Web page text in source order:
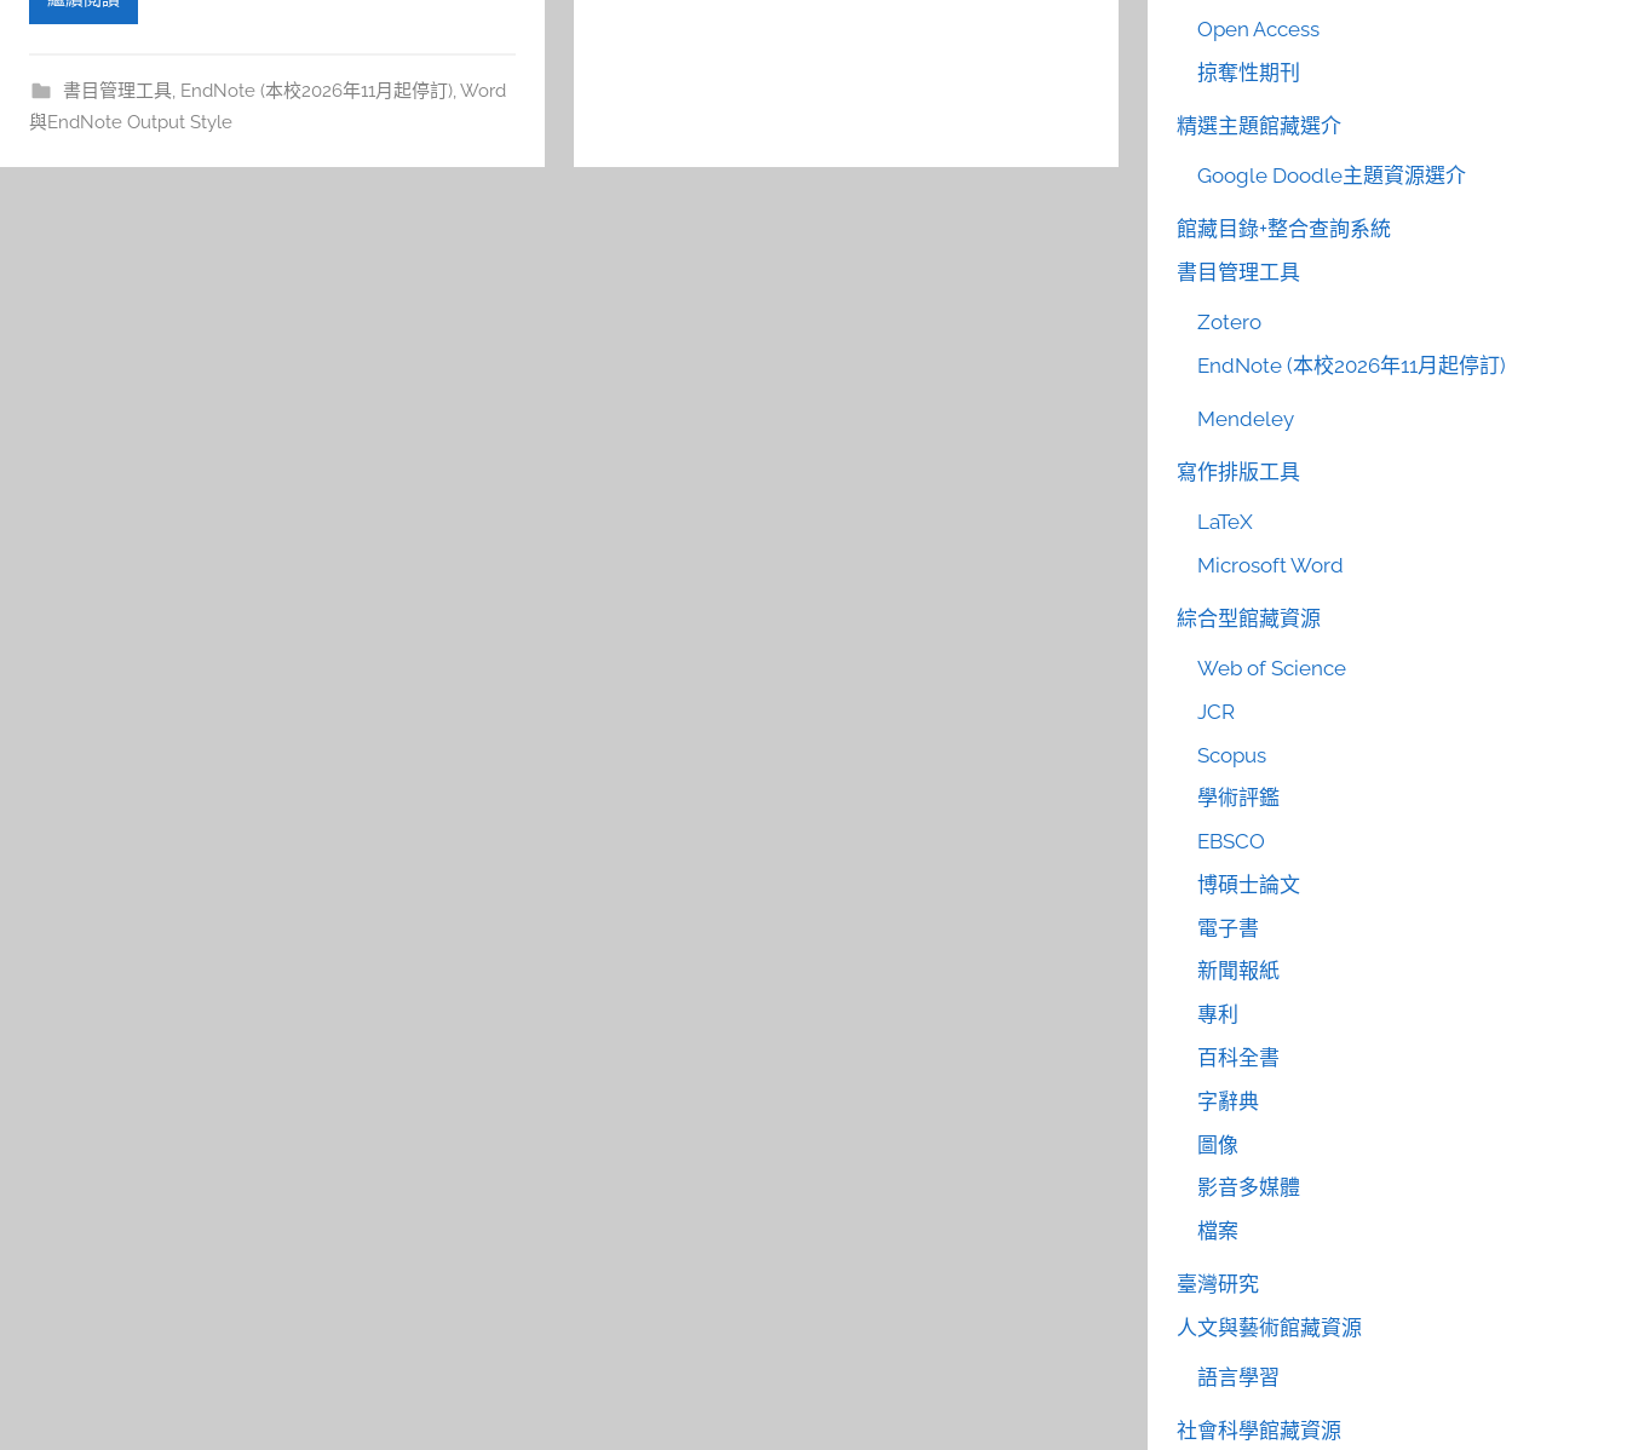
書目管理工具, EndNote (本校2026年11月起停訂), Word
與EndNote Output Style
Open Access
掠奪性期刊
精選主題館藏選介
Google Doodle主題資源選介
館藏目錄+整合查詢系統
書目管理工具
Zotero
EndNote (本校2026年11月起停訂)
Mendeley
寫作排版工具
LaTeX
Microsoft Word
綜合型館藏資源
Web of Science
JCR
Scopus
學術評鑑
EBSCO
博碩士論文
電子書
新聞報紙
專利
百科全書
字辭典
圖像
影音多媒體
檔案
臺灣研究
人文與藝術館藏資源
語言學習
社會科學館藏資源